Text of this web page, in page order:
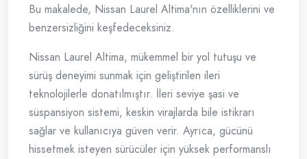
Bu makalede, Nissan Laurel Altima'nın özelliklerini ve
benzersizliğini keşfedeceksiniz.
Nissan Laurel Altima, mükemmel bir yol tutuşu ve
sürüş deneyimi sunmak için geliştirilen ileri
teknolojilerle donatılmıştır. İleri seviye şasi ve
süspansiyon sistemi, keskin virajlarda bile istikrarı
sağlar ve kullanıcıya güven verir. Ayrıca, gücünü
hissetmek isteyen sürücüler için yüksek performanslı